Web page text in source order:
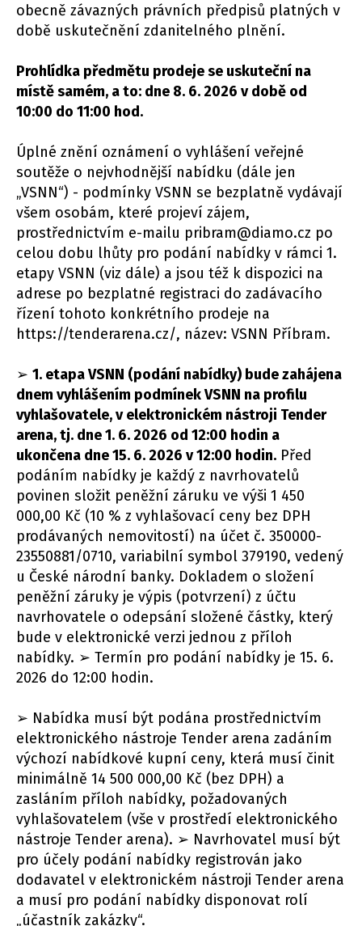
obecně závazných právních předpisů platných v
době uskutečnění zdanitelného plnění.
Prohlídka předmětu prodeje se uskuteční na
místě samém, a to: dne 8. 6. 2026 v době od
10:00 do 11:00 hod.
Úplné znění oznámení o vyhlášení veřejné
soutěže o nejvhodnější nabídku (dále jen
„VSNN“) - podmínky VSNN se bezplatně vydávají
všem osobám, které projeví zájem,
prostřednictvím e-mailu pribram@diamo.cz po
celou dobu lhůty pro podání nabídky v rámci 1.
etapy VSNN (viz dále) a jsou též k dispozici na
adrese po bezplatné registraci do zadávacího
řízení tohoto konkrétního prodeje na
https://tenderarena.cz/, název: VSNN Příbram.
➢ 1. etapa VSNN (podání nabídky) bude zahájena
dnem vyhlášením podmínek VSNN na profilu
vyhlašovatele, v elektronickém nástroji Tender
arena, tj. dne 1. 6. 2026 od 12:00 hodin a
ukončena dne 15. 6. 2026 v 12:00 hodin. Před
podáním nabídky je každý z navrhovatelů
povinen složit peněžní záruku ve výši 1 450
000,00 Kč (10 % z vyhlašovací ceny bez DPH
prodávaných nemovitostí) na účet č. 350000-
23550881/0710, variabilní symbol 379190, vedený
u České národní banky. Dokladem o složení
peněžní záruky je výpis (potvrzení) z účtu
navrhovatele o odepsání složené částky, který
bude v elektronické verzi jednou z příloh
nabídky. ➢ Termín pro podání nabídky je 15. 6.
2026 do 12:00 hodin.
➢ Nabídka musí být podána prostřednictvím
elektronického nástroje Tender arena zadáním
výchozí nabídkové kupní ceny, která musí činit
minimálně 14 500 000,00 Kč (bez DPH) a
zasláním příloh nabídky, požadovaných
vyhlašovatelem (vše v prostředí elektronického
nástroje Tender arena). ➢ Navrhovatel musí být
pro účely podání nabídky registrován jako
dodavatel v elektronickém nástroji Tender arena
a musí pro podání nabídky disponovat rolí
„účastník zakázky“.